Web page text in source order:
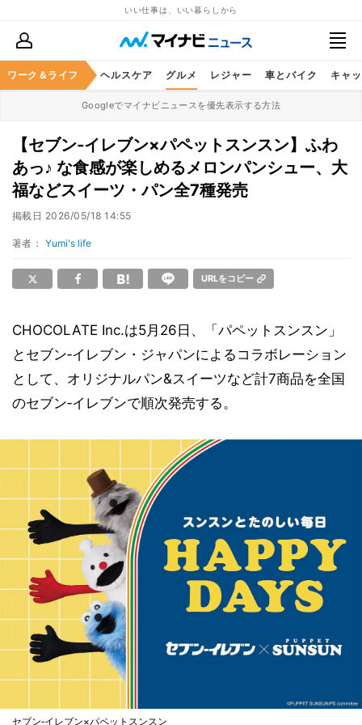
いい仕事は、いい暮らしから
ワーク＆ライフ
マネー 暮らし ヘルスケア グルメ レジャー 車とバイク キャ
Googleでマイナビニュースを優先表示する方法
【セブン‐イレブン×パペットスンスン】ふわ
あっ♪ な食感が楽しめるメロンパンシュー、大
福などスイーツ・パン全7種発売
掲載日 2026/05/18 14:55
著者： Yumi's life
URLをコピー
CHOCOLATE Inc.は5月26日、「パペットスンスン」
とセブン‐イレブン・ジャパンによるコラボレーション
として、オリジナルパン&スイーツなど計7商品を全国
のセブン‐イレブンで順次発売する。
セブン‐イレブン×パペットスンスン